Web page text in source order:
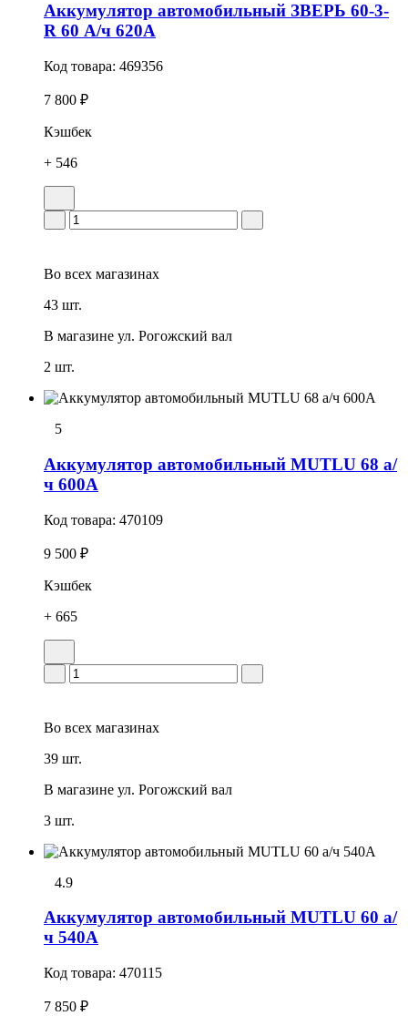
Аккумулятор автомобильный ЗВЕРЬ 60-3-
R 60 А/ч 620А
Код товара: 469356
7 800 ₽
Кэшбек
+ 546
Во всех магазинах
43 шт.
В магазине ул. Рогожский вал
2 шт.
5
Аккумулятор автомобильный MUTLU 68 а/
ч 600А
Код товара: 470109
9 500 ₽
Кэшбек
+ 665
Во всех магазинах
39 шт.
В магазине ул. Рогожский вал
3 шт.
4.9
Аккумулятор автомобильный MUTLU 60 а/
ч 540А
Код товара: 470115
7 850 ₽